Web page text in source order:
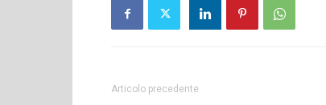
Articolo precedente